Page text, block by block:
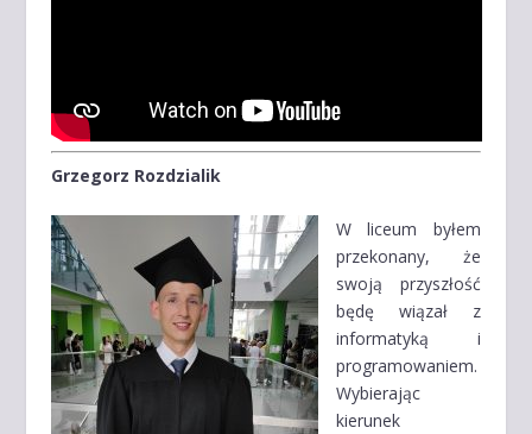
Grzegorz Rozdzialik
W liceum byłem
przekonany, że
swoją przyszłość
będę wiązał z
informatyką i
programowaniem.
Wybierając
kierunek